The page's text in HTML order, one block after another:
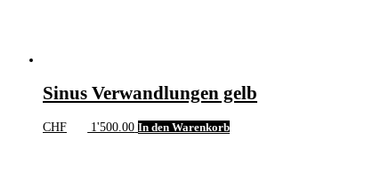
Sinus Verwandlungen gelb
CHF 1'500.00 In den Warenkorb